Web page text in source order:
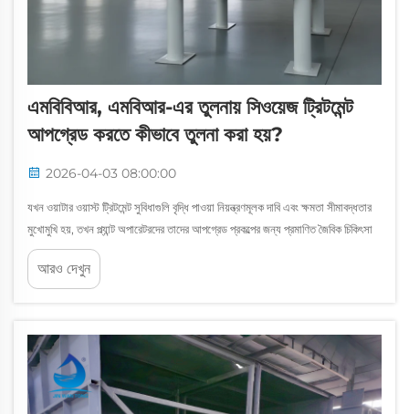
এমবিবিআর, এমবিআর-এর তুলনায় সিওয়েজ ট্রিটমেন্ট
আপগ্রেড করতে কীভাবে তুলনা করা হয়?
2026-04-03 08:00:00
যখন ওয়াটার ওয়াস্ট ট্রিটমেন্ট সুবিধাগুলি বৃদ্ধি পাওয়া নিয়ন্ত্রণমূলক দাবি এবং ক্ষমতা সীমাবদ্ধতার
মুখোমুখি হয়, তখন প্ল্যান্ট অপারেটরদের তাদের আপগ্রেড প্রকল্পের জন্য প্রমাণিত জৈবিক চিকিৎসা
প্রযুক্তির মধ্যে পছন্দ করতে হয়। আধুনিক সিওয়েজ...
আরও দেখুন